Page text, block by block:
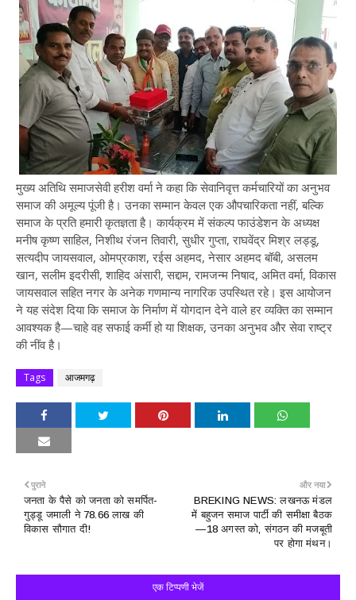
मुख्य अतिथि समाजसेवी हरीश वर्मा ने कहा किसेवानिवृत्त कर्मचारियों का अनुभव
समाज की अमूल्य पूंजी है। उनका सम्मान केवल एक औपचारिकता नहीं, बल्कि
समाज के प्रति हमारी कृतज्ञता है।कार्यक्रम में संकल्प फाउंडेशन के अध्यक्ष
मनीष कृष्ण साहिल, निशीथ रंजन तिवारी, सुधीर गुप्ता, राघवेंद्र मिश्र लड्डू,
सत्यदीप जायसवाल, ओमप्रकाश, रईस अहमद, नेसार अहमद बॉबी, असलम
खान, सलीम इदरीसी, शाहिद अंसारी, सद्दाम, रामजन्म निषाद, अमित वर्मा, विकास
जायसवाल सहित नगर के अनेक गणमान्य नागरिक उपस्थित रहे।इस आयोजन
ने यह संदेश दिया कि समाज के निर्माण में योगदान देने वाले हर व्यक्ति का सम्मान
आवश्यक है—चाहे वह सफाई कर्मी हो या शिक्षक, उनका अनुभव और सेवा राष्ट्र
की नींव है।
Tags आजमगढ़
और नया
BREKING NEWS: लखनऊ मंडल
में बहुजन समाज पार्टी की समीक्षा बैठक
—18 अगस्त को, संगठन की मजबूती
पर होगा मंथन।
पुराने
जनता के पैसे को जनता को समर्पित-
गुड्डू जमाली ने 78.66 लाख की
विकास सौगात दी!
एक टिप्पणी भेजें